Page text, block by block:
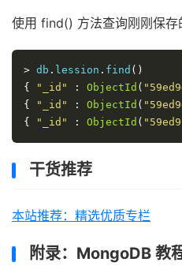
使用 find() 方法查询刚刚保存
> db . lession . find ()
{
"_id" : ObjectId (
{
"_id" : ObjectId (
{
"_id" : ObjectId (
干货推荐
本站推荐：精选优质专栏
附录：MongoDB 教